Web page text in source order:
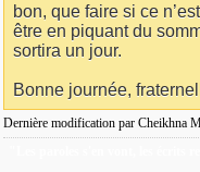
bon, que faire si ce
être en piquant du
sortira un jour.
Bonne journée,
Dernière modification par Cheikhna